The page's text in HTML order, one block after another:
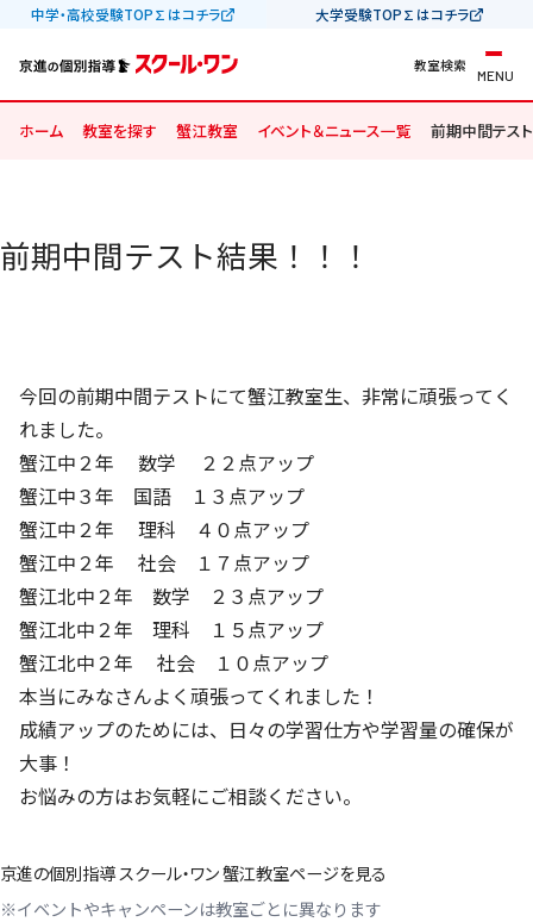
中学・高校受験TOP∑はコチラ 大学受験TOP∑はコチラ
教室検索
MENU
ホーム 教室を探す 蟹江教室 イベント＆ニュース一覧 前期中間テスト
前期中間テスト結果！！！
今回の前期中間テストにて蟹江教室生、非常に頑張ってく
れました。
蟹江中２年 数学 ２２点アップ
蟹江中３年 国語 １３点アップ
蟹江中２年 理科 ４０点アップ
蟹江中２年 社会 １７点アップ
蟹江北中２年 数学 ２３点アップ
蟹江北中２年 理科 １５点アップ
蟹江北中２年 社会 １０点アップ
本当にみなさんよく頑張ってくれました！
成績アップのためには、日々の学習仕方や学習量の確保が
大事！
お悩みの方はお気軽にご相談ください。
京進の個別指導 スクール・ワン 蟹江教室ページを見る
※イベントやキャンペーンは教室ごとに異なります